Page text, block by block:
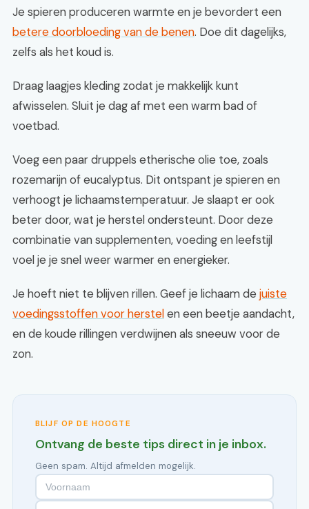
Je spieren produceren warmte en je bevordert een
betere doorbloeding van de benen. Doe dit dagelijks,
zelfs als het koud is.
Draag laagjes kleding zodat je makkelijk kunt
afwisselen. Sluit je dag af met een warm bad of
voetbad.
Voeg een paar druppels etherische olie toe, zoals
rozemarijn of eucalyptus. Dit ontspant je spieren en
verhoogt je lichaamstemperatuur. Je slaapt er ook
beter door, wat je herstel ondersteunt. Door deze
combinatie van supplementen, voeding en leefstijl
voel je je snel weer warmer en energieker.
Je hoeft niet te blijven rillen. Geef je lichaam de juiste
voedingsstoffen voor herstelen een beetje aandacht,
en de koude rillingen verdwijnen als sneeuw voor de
zon.
BLIJF OP DE HOOGTE
Ontvang de beste tips direct in je inbox.
Geen spam. Altijd afmelden mogelijk.